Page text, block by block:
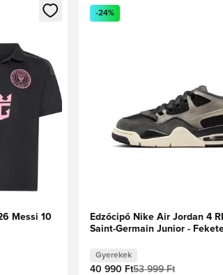
vagy a tagként való
Messi 10
Megnyit egy modált a
-24%
Edzőcipő Nike Air Jordan 4
Saint-Germain Junior -
Gyerekek
40 990 Ft53 999 Ft